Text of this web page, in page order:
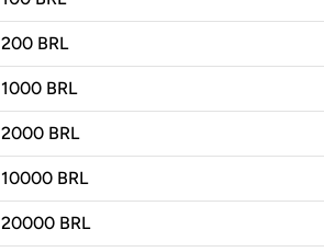
200 BRL
1000 BRL
2000 BRL
10000 BRL
20000 BRL